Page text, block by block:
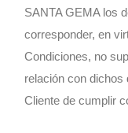
SANTA GEMA los
corresponder, en
Condiciones, no
relación con dichos
Cliente de cumplir